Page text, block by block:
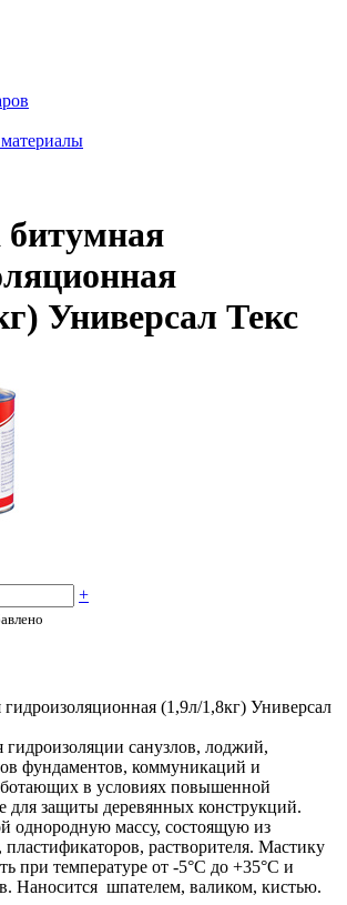
Универсал Текс
+
(1,9л/1,8кг) Универсал
гидроизоляции санузлов, лоджий,
фундаментов, коммуникаций и
в условиях повышенной
для защиты деревянных конструкций.
однородную массу, состоящую из
растворителя. Мастику
при температуре от -5°С до +35°С и
Наносится шпателем, валиком, кистью.